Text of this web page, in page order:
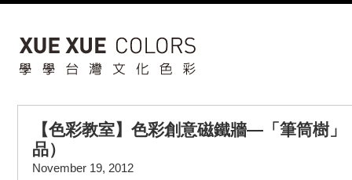
【色彩教室】色彩創意磁鐵牆—「筆筒樹
品）
November 19, 2012